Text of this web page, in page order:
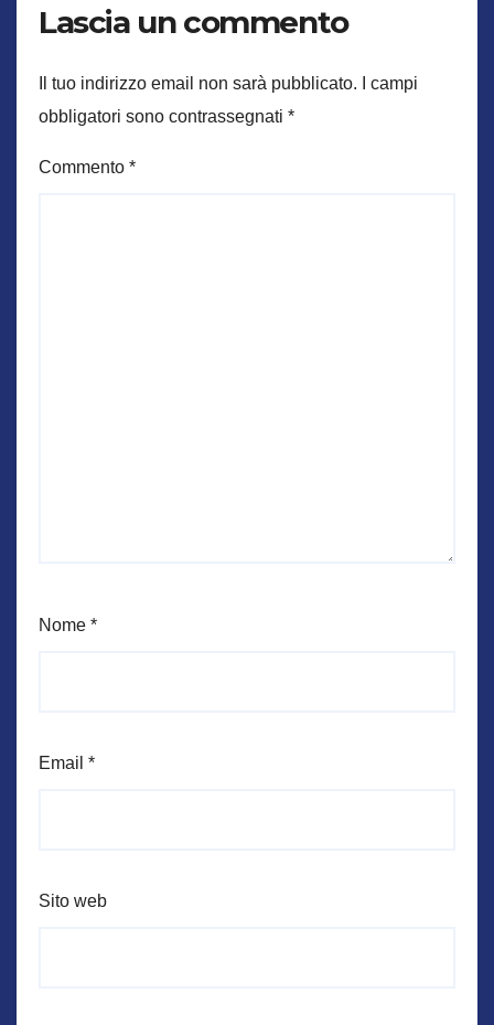
Lascia un commento
Il tuo indirizzo email non sarà pubblicato.
I campi
obbligatori sono contrassegnati *
Commento *
Nome *
Email *
Sito web